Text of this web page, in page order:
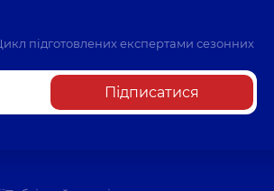
підготовлених експертами сезонних
Підписатися